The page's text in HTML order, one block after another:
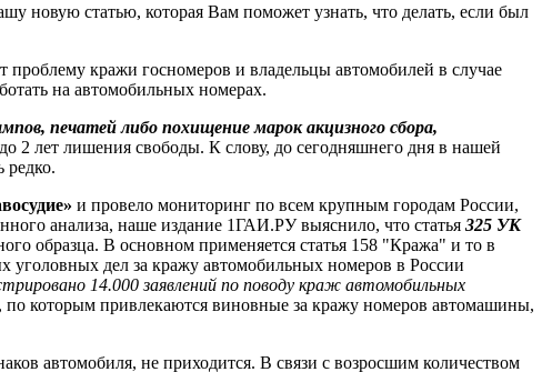
новую статью, которая Вам поможет узнать, что делать, если был
кражи госномеров и владельцы автомобилей в случае
на автомобильных номерах.
печатей либо похищение марок акцизного сбора,
2 лет лишения свободы. К слову, до сегодняшнего дня в нашей
редко.
и провело мониторинг по всем крупным городам России,
анализа, наше издание 1ГАИ.РУ выяснило, что статья 325 УК
образца. В основном применяется статья 158 "Кража" и то в
уголовных дел за кражу автомобильных номеров в России
14.000 заявлений по поводу краж автомобильных
по которым привлекаются виновные за кражу номеров автомашины,
автомобиля, не приходится. В связи с возросшим количеством